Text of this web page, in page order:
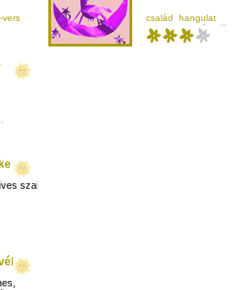
vers
család
hangulat
mese-vers
másodikos
szakkör 4.b osztályos tanulói